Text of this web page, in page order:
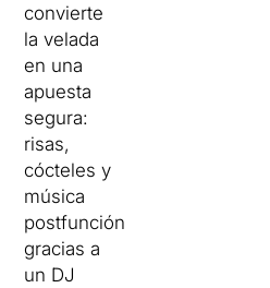
convierte
la velada
en una
apuesta
segura:
risas,
cócteles y
música
postfunción
gracias a
un DJ